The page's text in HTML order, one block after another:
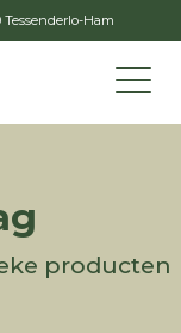
Ham
producten